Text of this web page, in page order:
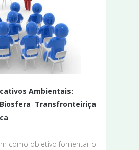
Ambientais:
Transfronteiriça
como objetivo fomentar o